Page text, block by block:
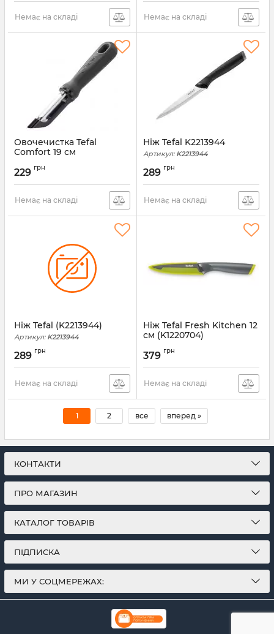
Немає на складі Немає на складі
Овочечистка Tefal
Comfort 19 см
229 грн
Немає на складі
Ніж Tefal K2213944
Артикул: K2213944
289 грн
Немає на складі
Ніж Tefal (K2213944)
Артикул: K2213944
289 грн
Немає на складі
Ніж Tefal Fresh Kitchen 12
см (K1220704)
379 грн
Немає на складі
1 2 все вперед »
КОНТАКТИ
ПРО МАГАЗИН
КАТАЛОГ ТОВАРІВ
ПІДПИСКА
МИ У СОЦМЕРЕЖАХ: